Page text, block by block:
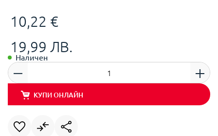
10,22 €
19,99 ЛВ.
Наличен
КУПИ ОНЛАЙН